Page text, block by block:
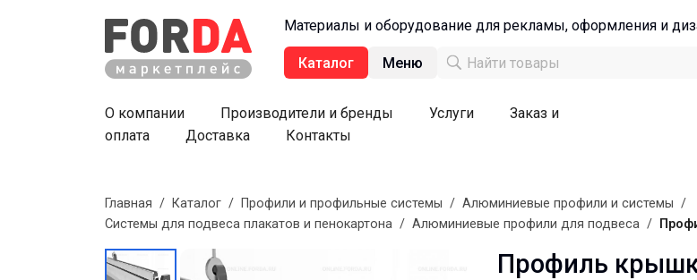
Материалы и оборудование для рекламы, оформления и
Каталог Меню
О компании Производители и бренды Услуги
Заказ и
оплата
Доставка Контакты
Главная / Каталог / Профили и профильные системы / Алюминиевые профили и системы /
Системы для подвеса плакатов и пенокартона / Алюминиевые профили для подвеса /
Профиль